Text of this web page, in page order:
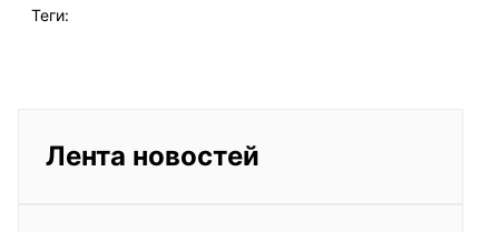
Теги:
Лента новостей